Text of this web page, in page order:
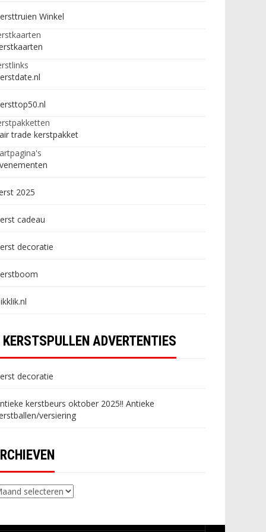
Winkel
trade kerstpakket
2025
cadeau
decoratie
KERSTSPULLEN ADVERTENTIES
decoratie
kerstbeurs oktober 2025!! Antieke
versiering